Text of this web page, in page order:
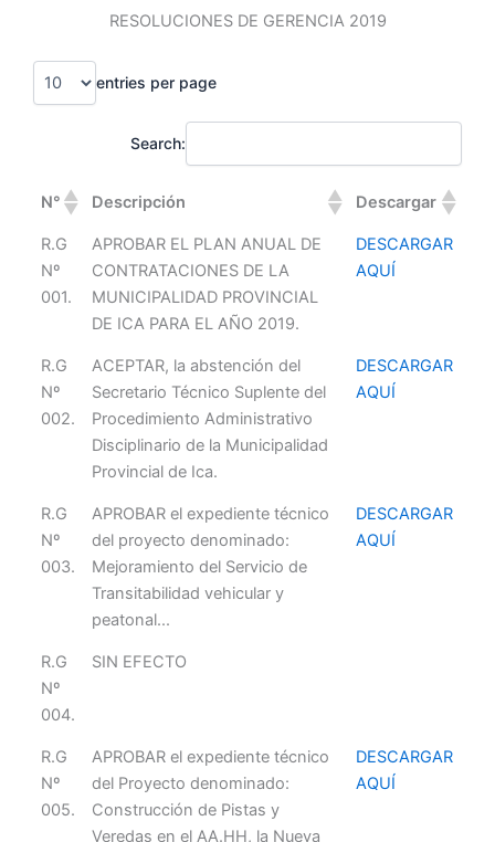
content
RESOLUCIONES DE GERENCIA 2019
entries per page
Search:
N° Descripción Descargar
R.G
Nº
001.
APROBAR EL PLAN ANUAL DE
CONTRATACIONES DE LA
MUNICIPALIDAD PROVINCIAL
DE ICA PARA EL AÑO 2019.
DESCARGAR
AQUÍ
R.G
Nº
002.
ACEPTAR, la abstención del
Secretario Técnico Suplente del
Procedimiento Administrativo
Disciplinario de la Municipalidad
Provincial de Ica.
DESCARGAR
AQUÍ
R.G
Nº
003.
APROBAR el expediente técnico
del proyecto denominado:
Mejoramiento del Servicio de
Transitabilidad vehicular y
peatonal...
DESCARGAR
AQUÍ
R.G
Nº
004.
SIN EFECTO
R.G
Nº
005.
APROBAR el expediente técnico
del Proyecto denominado:
Construcción de Pistas y
Veredas en el AA.HH, la Nueva
DESCARGAR
AQUÍ